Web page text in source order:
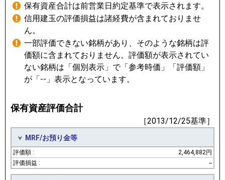
保有資産合計は前営業日約定基準で表示されます。
信用建玉の評価損益は諸経費が含まれておりませ
ん。
一部評価できない銘柄があり、そのような銘柄は評
価額に含まれておりません。評価額が表示されてい
ない銘柄は「個別表示」で「参考時価」「評価額」
が「--」表示となっています。
保有資産評価合計
［2013/12/25基準］
MRF/お預り金等
2,464,882円
--